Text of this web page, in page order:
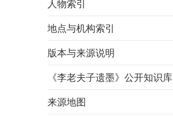
人物索引
地点与机构索引
版本与来源说明
《李老夫子遗墨》公开知识库
来源地图